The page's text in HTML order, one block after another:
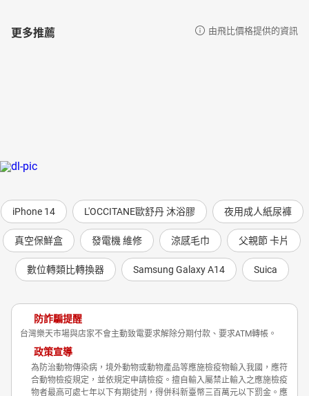
更多推薦 由飛比價格提供的資訊
iPhone 14 L'OCCITANE歐舒丹 沐浴膠 夜用成人紙尿褲
真空保鮮盒 發電機 維修 涼感毛巾 父親節 卡片
數位轉類比轉換器 Samsung Galaxy A14 Suica
防詐騙提醒
台灣樂天市場與店家不會主動致電要求解除分期付款、要求ATM轉帳。
政策宣導
為防治動物傳染病，境外動物或動物產品等應施檢疫物輸入我國，應符
合動物檢疫規定，並依規定申請檢疫。擅自輸入屬禁止輸入之應施檢疫
物者最高可處七年以下有期徒刑，得併科新臺幣三百萬元以下罰金。應